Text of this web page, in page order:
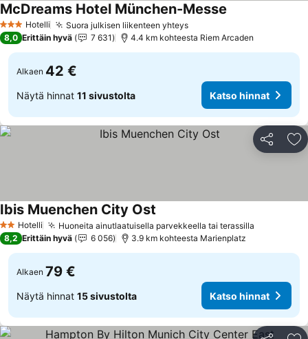
3 Tähtiluokitus
Hotelli Suora julkisen liikenteen yhteysKatso hinnat
McDreams Hotel München-Messe
8,0 Erittäin hyvä 7 631 4.4 km kohteesta Riem Arcaden
Alkaen 42 €
Näytä hinnat 11 sivustolta Katso hinnat
Jaa
2 Tähtiluokitus
Hotelli Huoneita ainutlaatuisella parvekkeella tai terassilla
Ibis Muenchen City Ost
8,2 Erittäin hyvä 6 056 3.9 km kohteesta Marienplatz
Alkaen 79 €
Näytä hinnat 15 sivustolta Katso hinnat